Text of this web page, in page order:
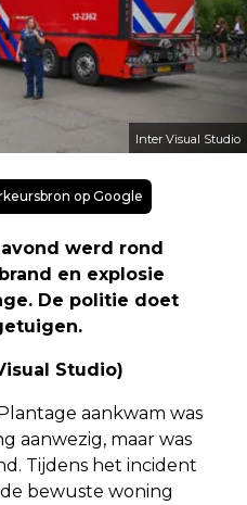
Inter Visual Studio
op Google
werd rond
en explosie
De politie doet
Studio)
aankwam was
aanwezig, maar was
Tijdens het incident
bewuste woning